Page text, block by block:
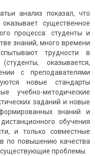
анализ показал, что
существенное
процесса: студенты и
знаний, много времени
трудности в
оказывается,
с преподавателями
новые стандарты
учебно-методические
заданий и но­вые
знаний и
обучения
и только совместные
по повышению качества
проблемы.